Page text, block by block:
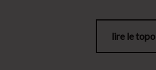
lire le topo